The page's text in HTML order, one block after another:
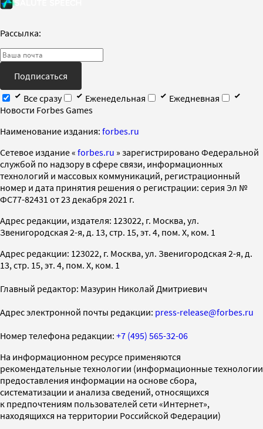
Рассылка:
Подписаться
Все сразу
Еженедельная
Ежедневная
Новости Forbes Games
Наименование издания: forbes.ru
Cетевое издание « forbes.ru » зарегистрировано Федеральной
службой по надзору в сфере связи, информационных
технологий и массовых коммуникаций, регистрационный
номер и дата принятия решения о регистрации: серия Эл №
ФС77-82431 от 23 декабря 2021 г.
Адрес редакции, издателя: 123022, г. Москва, ул.
Звенигородская 2-я, д. 13, стр. 15, эт. 4, пом. X, ком. 1
Адрес редакции: 123022, г. Москва, ул. Звенигородская 2-я, д.
13, стр. 15, эт. 4, пом. X, ком. 1
Главный редактор: Мазурин Николай Дмитриевич
Адрес электронной почты редакции: press-release@forbes.ru
Номер телефона редакции: +7 (495) 565-32-06
На информационном ресурсе применяются
рекомендательные технологии (информационные технологии
предоставления информации на основе сбора,
систематизации и анализа сведений, относящихся
к предпочтениям пользователей сети «Интернет»,
находящихся на территории Российской Федерации)